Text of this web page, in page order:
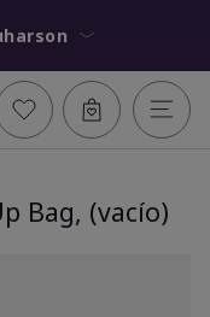
Bag, (vacío)